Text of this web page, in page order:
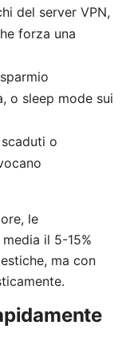
del server VPN,
forza una
o sleep mode sui
o
le
il 5-15%
ma con